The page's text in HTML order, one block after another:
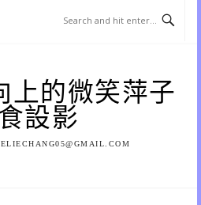
上的微笑萍子
設影